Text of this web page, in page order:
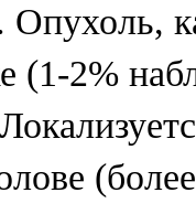
Опухоль,
(1-2%